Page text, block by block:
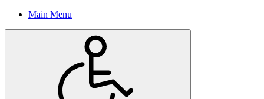
Main Menu